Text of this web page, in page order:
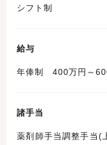
シフト制
給与
年俸制 400万円～
諸手当
薬剤師手当調整手当(